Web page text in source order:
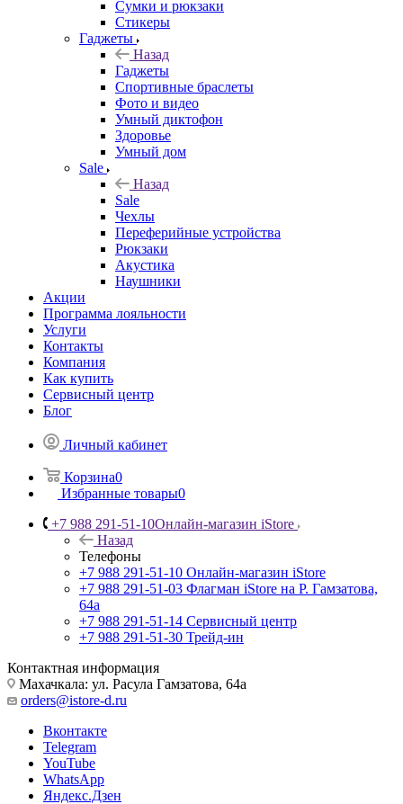
Сумки и рюкзаки
Стикеры
Гаджеты
Назад
Гаджеты
Спортивные браслеты
Фото и видео
Умный диктофон
Здоровье
Умный дом
Sale
Назад
Sale
Чехлы
Переферийные устройства
Рюкзаки
Акустика
Наушники
Акции
Программа лояльности
Услуги
Контакты
Компания
Как купить
Сервисный центр
Блог
Личный кабинет
Корзина0
Избранные товары0
+7 988 291-51-10Онлайн-магазин iStore
Назад
Телефоны
+7 988 291-51-10 Онлайн-магазин iStore
+7 988 291-51-03 Флагман iStore на Р. Гамзатова,
64а
+7 988 291-51-14 Сервисный центр
+7 988 291-51-30 Трейд-ин
Контактная информация
Махачкала: ул. Расула Гамзатова, 64а
orders@istore-d.ru
Вконтакте
Telegram
YouTube
WhatsApp
Яндекс.Дзен